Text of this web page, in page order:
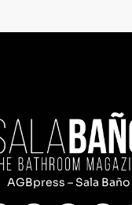
AGBpress – Sala Baño